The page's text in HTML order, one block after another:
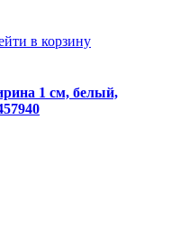
в корзину
1 см, белый,